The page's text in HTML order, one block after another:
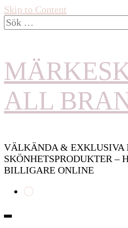
Skip to Content
Sök
efter:
ALL
VÄLKÄNDA & EXKLUSIVA
SKÖNHETSPRODUKTER –
BILLIGARE ONLINE